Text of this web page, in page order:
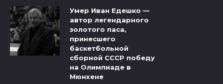
Умер Иван Едешко —
автор легендарного
золотого паса,
принесшего
баскетбольной
сборной СССР победу
на Олимпиаде в
Мюнхене